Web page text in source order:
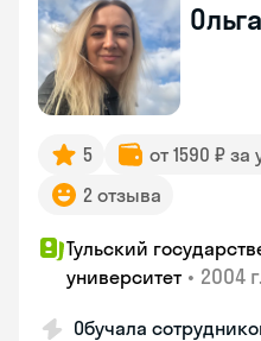
Ольга
5 от 1590 ₽ за
2 отзыва
Тульский
университет • 2004 г.
Обучала